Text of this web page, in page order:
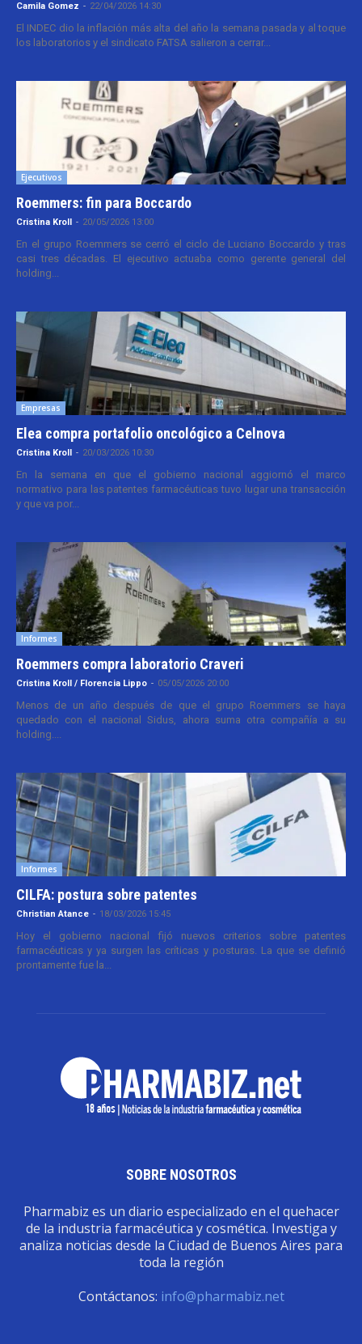
Camila Gomez - 22/04/2026 14:30
El INDEC dio la inflación más alta del año la semana pasada y al toque
los laboratorios y el sindicato FATSA salieron a cerrar...
Ejecutivos
Roemmers: fin para Boccardo
Cristina Kroll - 20/05/2026 13:00
En el grupo Roemmers se cerró el ciclo de Luciano Boccardo y tras
casi tres décadas. El ejecutivo actuaba como gerente general del
holding...
Empresas
Elea compra portafolio oncológico a Celnova
Cristina Kroll - 20/03/2026 10:30
En la semana en que el gobierno nacional aggiornó el marco
normativo para las patentes farmacéuticas tuvo lugar una transacción
y que va por...
Informes
Roemmers compra laboratorio Craveri
Cristina Kroll / Florencia Lippo - 05/05/2026 20:00
Menos de un año después de que el grupo Roemmers se haya
quedado con el nacional Sidus, ahora suma otra compañía a su
holding....
Informes
CILFA: postura sobre patentes
Christian Atance - 18/03/2026 15:45
Hoy el gobierno nacional fijó nuevos criterios sobre patentes
farmacéuticas y ya surgen las críticas y posturas. La que se definió
prontamente fue la...
SOBRE NOSOTROS
Pharmabiz es un diario especializado en el quehacer
de la industria farmacéutica y cosmética. Investiga y
analiza noticias desde la Ciudad de Buenos Aires para
toda la región
Contáctanos: info@pharmabiz.net